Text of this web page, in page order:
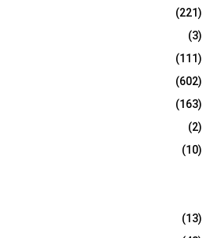
(221)
(3)
(111)
(602)
(163)
(2)
(10)
(13)